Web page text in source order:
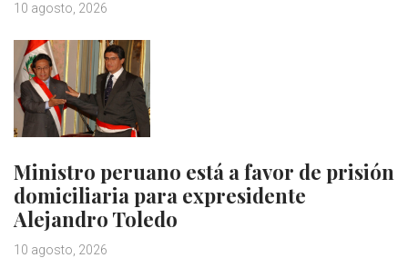
10 agosto, 2026
Ministro peruano está a favor de prisión
domiciliaria para expresidente
Alejandro Toledo
10 agosto, 2026